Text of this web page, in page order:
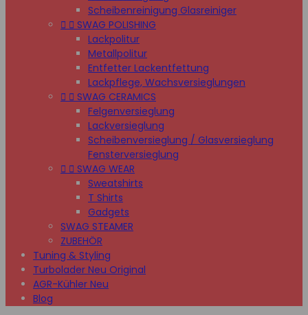
Scheibenreinigung Glasreiniger
  SWAG POLISHING
Lackpolitur
Metallpolitur
Entfetter Lackentfettung
Lackpflege, Wachsversieglungen
  SWAG CERAMICS
Felgenversieglung
Lackversieglung
Scheibenversieglung / Glasversieglung
Fensterversieglung
  SWAG WEAR
Sweatshirts
T Shirts
Gadgets
SWAG STEAMER
ZUBEHÖR
Tuning & Styling
Turbolader Neu Original
AGR-Kühler Neu
Blog